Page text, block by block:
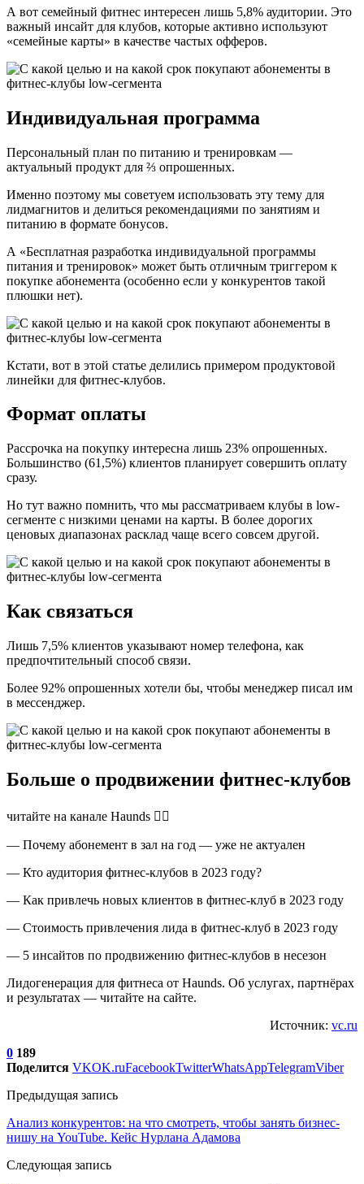
А вот семейный фитнес интересен лишь 5,8% аудитории. Это
важный инсайт для клубов, которые активно используют
«семейные карты» в качестве частых офферов.
Индивидуальная программа
Персональный план по питанию и тренировкам —
актуальный продукт для ⅔ опрошенных.
Именно поэтому мы советуем использовать эту тему для
лидмагнитов и делиться рекомендациями по занятиям и
питанию в формате бонусов.
А «Бесплатная разработка индивидуальной программы
питания и тренировок» может быть отличным триггером к
покупке абонемента (особенно если у конкурентов такой
плюшки нет).
Кстати, вот в этой статье делились примером продуктовой
линейки для фитнес-клубов.
Формат оплаты
Рассрочка на покупку интересна лишь 23% опрошенных.
Большинство (61,5%) клиентов планирует совершить оплату
сразу.
Но тут важно помнить, что мы рассматриваем клубы в low-
сегменте с низкими ценами на карты. В более дорогих
ценовых диапазонах расклад чаще всего совсем другой.
Как связаться
Лишь 7,5% клиентов указывают номер телефона, как
предпочтительный способ связи.
Более 92% опрошенных хотели бы, чтобы менеджер писал им
в мессенджер.
Больше о продвижении фитнес-клубов
читайте на канале Haunds ✌🏼
— Почему абонемент в зал на год — уже не актуален
— Кто аудитория фитнес-клубов в 2023 году?
— Как привлечь новых клиентов в фитнес-клуб в 2023 году
— Стоимость привлечения лида в фитнес-клуб в 2023 году
— 5 инсайтов по продвижению фитнес-клубов в несезон
Лидогенерация для фитнеса от Haunds. Об услугах, партнёрах
и результатах — читайте на сайте.
Источник: vc.ru
0 189
Поделится VKOK.ruFacebookTwitterWhatsAppTelegramViber
Предыдущая запись
Анализ конкурентов: на что смотреть, чтобы занять бизнес-
нишу на YouTube. Кейс Нурлана Адамова
Следующая запись